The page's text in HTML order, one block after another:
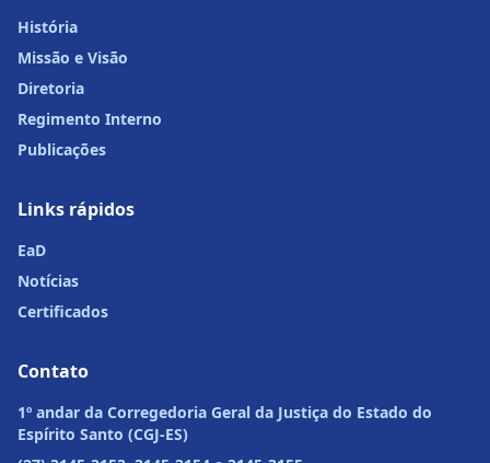
História
Missão e Visão
Diretoria
Regimento Interno
Publicações
Links rápidos
EaD
Notícias
Certificados
Contato
1º andar da Corregedoria Geral da Justiça do Estado do
Espírito Santo (CGJ-ES)